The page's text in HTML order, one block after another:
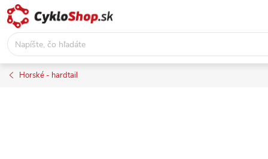
Prejsť
na
obsah
Horské - hardtail